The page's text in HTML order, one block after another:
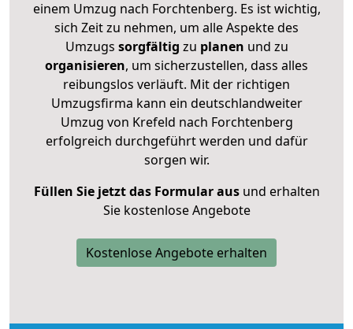
einem Umzug nach Forchtenberg. Es ist wichtig,
sich Zeit zu nehmen, um alle Aspekte des
Umzugs sorgfältig zu planen und zu
organisieren, um sicherzustellen, dass alles
reibungslos verläuft. Mit der richtigen
Umzugsfirma kann ein deutschlandweiter
Umzug von Krefeld nach Forchtenberg
erfolgreich durchgeführt werden und dafür
sorgen wir.
Füllen Sie jetzt das Formular ausund erhalten
Sie kostenlose Angebote
Kostenlose Angebote erhalten